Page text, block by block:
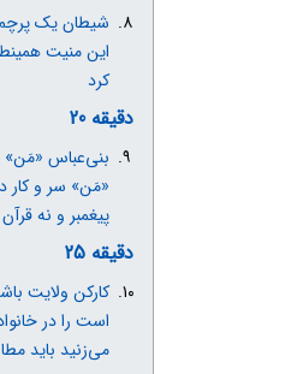
شیطان یک
این منیت
کرد
دقیقه 20
بنی‌عباس «مَن»
«مَن» سر و کار
پیغمبر و نه
دقیقه 25
کارکن ولایت
است را در
می‌زنید باید